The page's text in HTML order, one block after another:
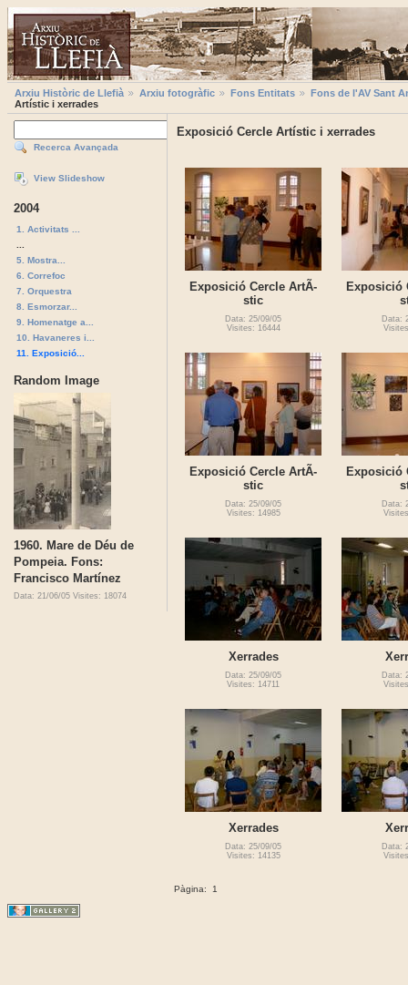
Arxiu Històric de Llefià Arxiu fotogràfic Fons Entitats
Fons de l'AV Sant
Artístic i xerrades
Recerca Avançada
View Slideshow
2004
1. Activitats ...
5. Mostra...
6. Correfoc
7. Orquestra
8. Esmorzar...
9. Homenatge a...
10. Havaneres i...
11. Exposició...
Random Image
1960. Mare de Déu de
Pompeia. Fons:
Francisco Martínez
Data: 21/06/05 Visites: 18074
Exposició Cercle Artístic i xerrades
Exposició Cercle ArtÃ­
stic
Data: 25/09/05
Visites: 16444
Exposició
Data:
Exposició Cercle ArtÃ­
stic
Data: 25/09/05
Visites: 14985
Exposició
Data:
Xerrades
Data: 25/09/05
Visites: 14711
Data:
Xerrades
Data: 25/09/05
Visites: 14135
Data:
Pàgina: 1